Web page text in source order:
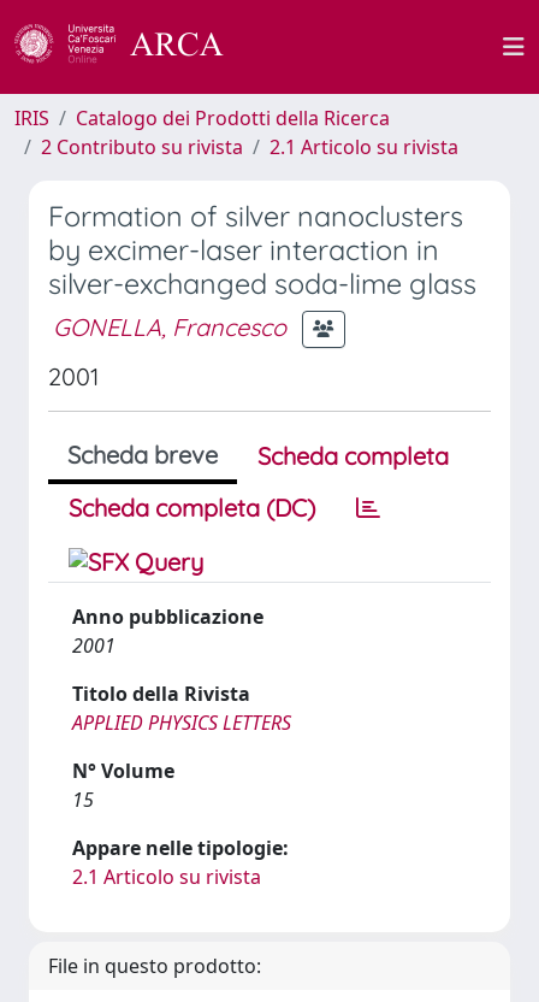
IRIS
Catalogo dei Prodotti della Ricerca
2 Contributo su rivista
2.1 Articolo su rivista
Formation of silver nanoclusters
by excimer-laser interaction in
silver-exchanged soda-lime glass
GONELLA, Francesco
2001
Scheda breve
Scheda completa
Scheda completa (DC)
Anno pubblicazione
2001
Titolo della Rivista
APPLIED PHYSICS LETTERS
N° Volume
15
Appare nelle tipologie:
2.1 Articolo su rivista
File in questo prodotto: